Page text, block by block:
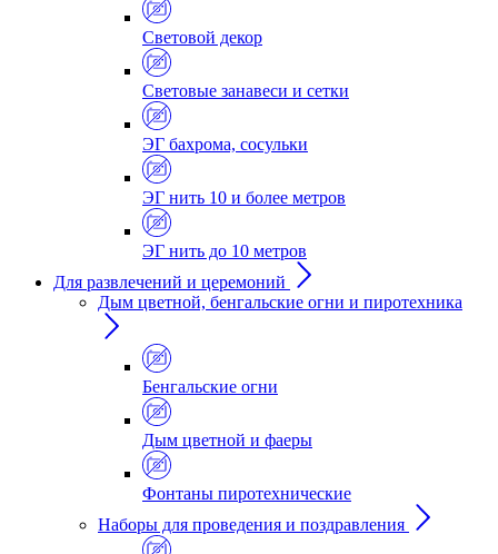
Световой декор
Световые занавеси и сетки
ЭГ бахрома, сосульки
ЭГ нить 10 и более метров
ЭГ нить до 10 метров
Для развлечений и церемоний
Дым цветной, бенгальские огни и пиротехника
Бенгальские огни
Дым цветной и фаеры
Фонтаны пиротехнические
Наборы для проведения и поздравления